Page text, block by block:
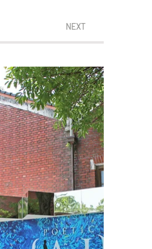
NEXT